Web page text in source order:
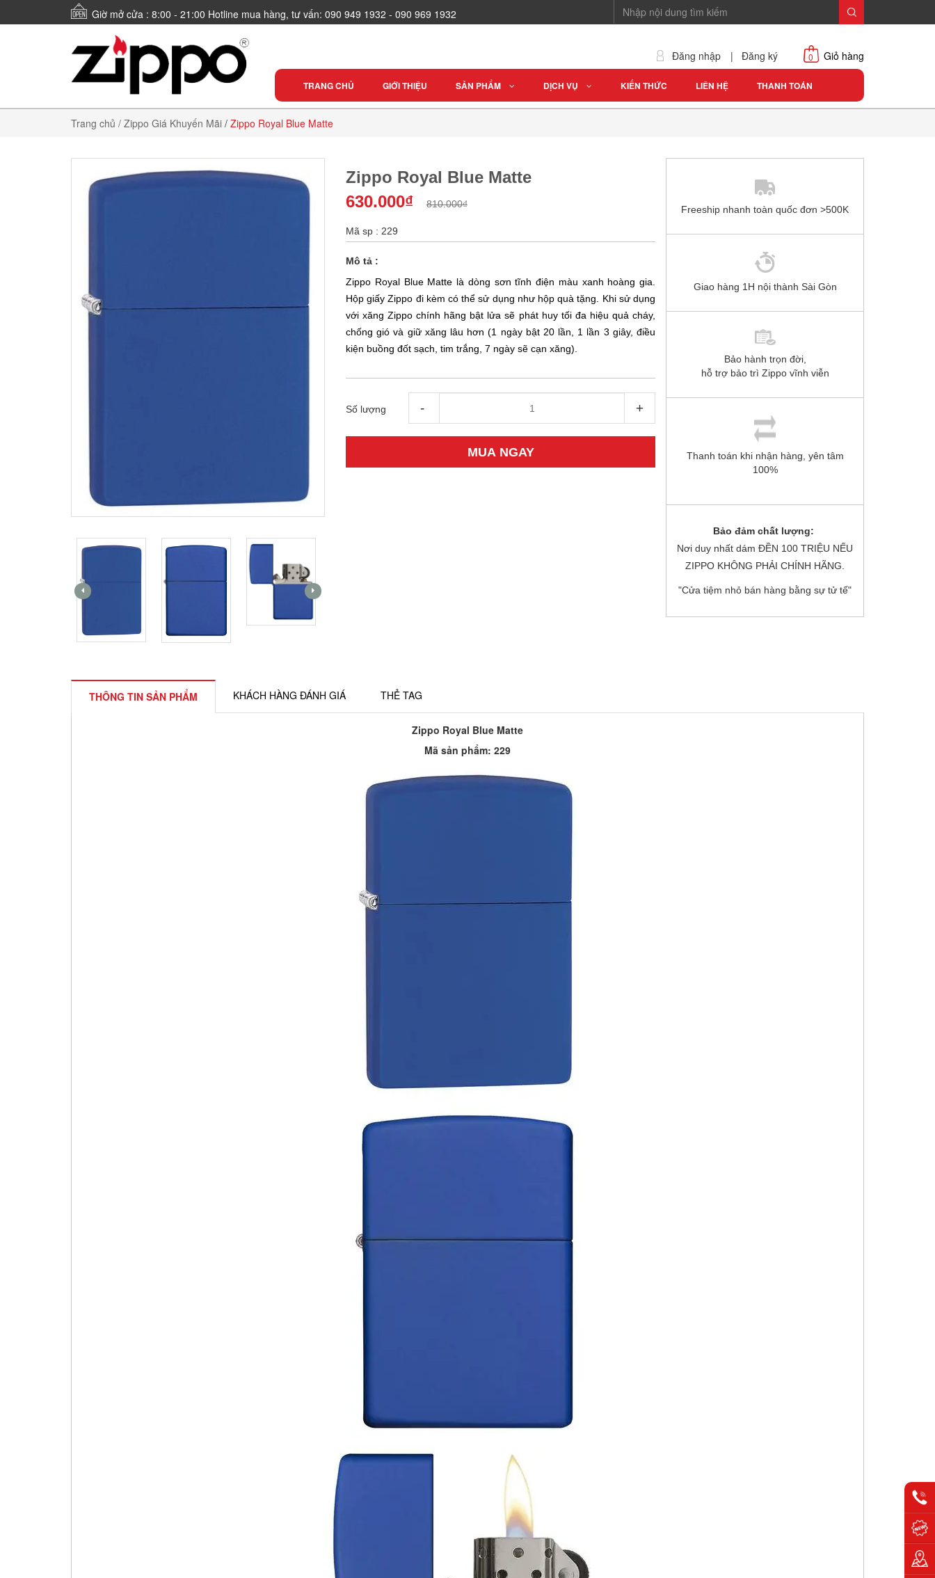
Giờ mở cửa : 8:00 - 21:00 Hotline mua hàng, tư vấn: 090 949 1932 - 090 969 1932
Đăng nhập | Đăng ký Giỏ hàng
0
TRANG CHỦ GIỚI THIỆU SẢN PHẨM DỊCH VỤ KIẾN THỨC LIÊN HỆ THANH TOÁN
Trang chủ / Zippo Giá Khuyến Mãi / Zippo Royal Blue Matte
Zippo Royal Blue Matte
630.000₫
810.000₫
Mã sp : 229
Mô tả :
Zippo Royal Blue Matte là dòng sơn tĩnh điện màu xanh hoàng gia.
Hộp giấy Zippo đi kèm có thể sử dụng như hộp quà tặng. Khi sử dụng
với xăng Zippo chính hãng bật lửa sẽ phát huy tối đa hiệu quả cháy,
chống gió và giữ xăng lâu hơn (1 ngày bật 20 lần, 1 lần 3 giây, điều
kiện buồng đốt sạch, tim trắng, 7 ngày sẽ cạn xăng).
Số lượng - +
MUA NGAY
Freeship nhanh toàn quốc đơn >500K
Giao hàng 1H nội thành Sài Gòn
Bảo hành trọn đời,
hỗ trợ bảo trì Zippo vĩnh viễn
Thanh toán khi nhận hàng, yên tâm
100%
Bảo đảm chất lượng:
Nơi duy nhất dám ĐỀN 100 TRIỆU NẾU
ZIPPO KHÔNG PHẢI CHÍNH HÃNG.
"Cửa tiệm nhỏ bán hàng bằng sự tử tế"
THÔNG TIN SẢN PHẨM KHÁCH HÀNG ĐÁNH GIÁ THẺ TAG
Zippo Royal Blue Matte
Mã sản phẩm: 229